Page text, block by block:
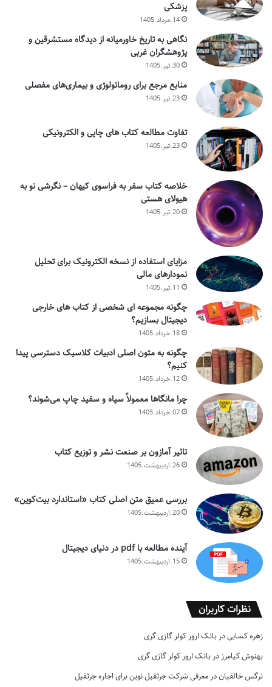
پزشکی
14.مرداد.1405
نگاهی به تاریخ خاورمیانه از دیدگاه مستشرقین و
پژوهشگران غربی
30.تیر.1405
منابع مرجع برای روماتولوژی و بیماری‌های مفصلی
23.تیر.1405
تفاوت مطالعه کتاب های چاپی و الکترونیکی
23.تیر.1405
خلاصه کتاب سفر به فراسوی کیهان – نگرشی نو به
هیولای هستی
20.تیر.1405
مزایای استفاده از نسخه الکترونیک برای تحلیل
نمودارهای مالی
11.تیر.1405
چگونه مجموعه ای شخصی از کتاب های خارجی
دیجیتال بسازیم؟
18.خرداد.1405
چگونه به متون اصلی ادبیات کلاسیک دسترسی پیدا
کنیم؟
12.خرداد.1405
چرا مانگاها معمولاً سیاه و سفید چاپ می‌شوند؟
07.خرداد.1405
تاثیر آمازون بر صنعت نشر و توزیع کتاب
26.اردیبهشت.1405
بررسی عمیق متن اصلی کتاب «استاندارد بیت‌کوین»
20.اردیبهشت.1405
آینده مطالعه با pdf در دنیای دیجیتال
15.اردیبهشت.1405
نظرات کاربران
زهره کساییدر بانک ارور کولر گازی گری
بهنوش کیامرز در بانک ارور کولر گازی گری
نرگس خالقیاندر معرفی شرکت جرثقیل نوین برای اجاره جرثقیل